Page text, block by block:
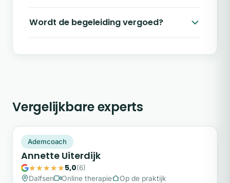
Wordt de begeleiding vergoed?
Vergelijkbare experts
Plek beschikbaar
Ademcoach
Annette Uiterdijk
5,0(6)
Dalfsen
Online therapie Op de praktijk